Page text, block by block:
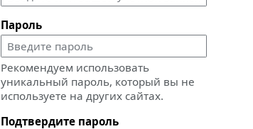
Пароль
Рекомендуем использовать
уникальный пароль, который вы не
используете на других сайтах.
Подтвердите пароль